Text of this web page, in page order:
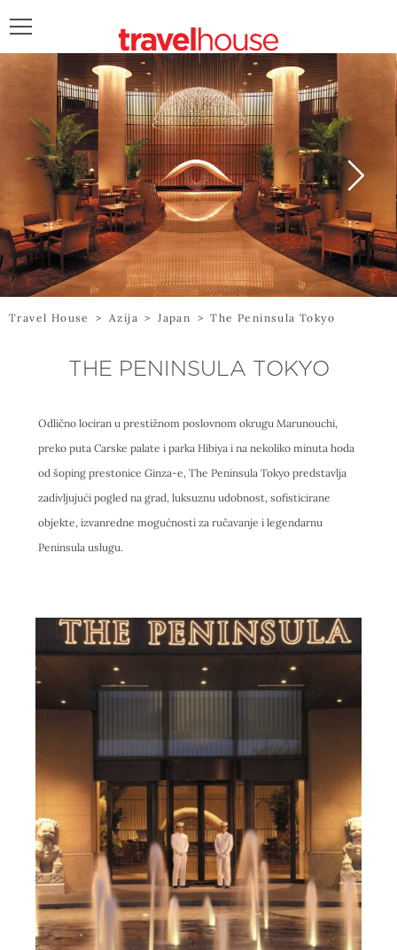
POŠALJITE UPIT
Travel House > Azija > Japan > The Peninsula Tokyo
THE PENINSULA TOKYO
Odlično lociran u prestižnom poslovnom okrugu Marunouchi,
preko puta Carske palate i parka Hibiya i na nekoliko minuta hoda
od šoping prestonice Ginza-e, The Peninsula Tokyo predstavlja
zadivljujući pogled na grad, luksuznu udobnost, sofisticirane
objekte, izvanredne mogućnosti za ručavanje i legendarnu
Peninsula uslugu.